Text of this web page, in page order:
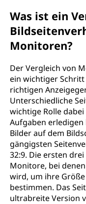
Was ist ein
Monitoren?
Der Vergleich von
ein wichtiger Schritt
richtigen
Unterschiedliche
wichtige Rolle
Aufgaben
Bilder auf dem
gängigsten
32:9. Die ersten
Monitore, bei
wird, um ihre
bestimmen. Das
ultrabreite Version